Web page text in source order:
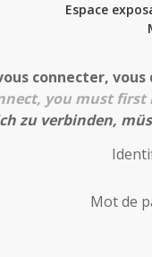
Espace
connecter,
you must
zu verbinden,
Mot de